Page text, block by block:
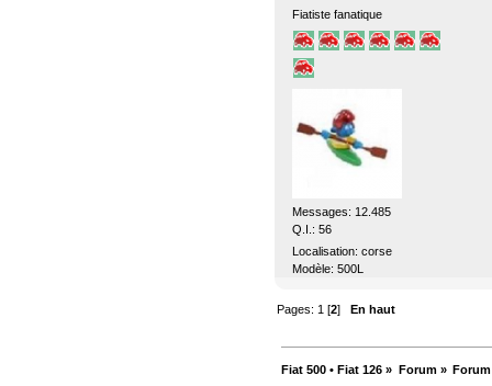
Fiatiste fanatique
Messages: 12.485
Q.I.: 56
Localisation: corse
Modèle: 500L
Pages: 1 [2]En haut
Fiat 500 • Fiat 126 » Forum»